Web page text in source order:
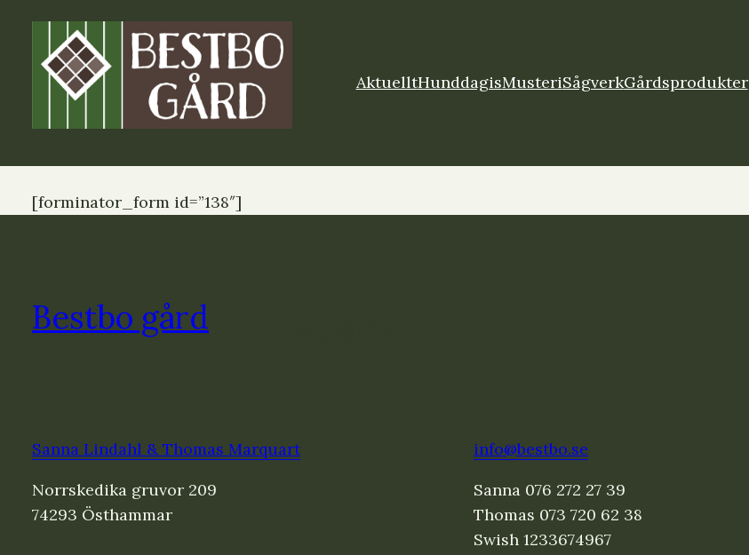
AktuelltHunddagisMusteriSågverkGårdsprodukter
[forminator_form id=”138″]
Bestbo gård
Sanna Lindahl & Thomas Marquart
Norrskedika gruvor 209
74293 Östhammar
info@bestbo.se
Sanna 076 272 27 39
Thomas 073 720 62 38
Swish 1233674967